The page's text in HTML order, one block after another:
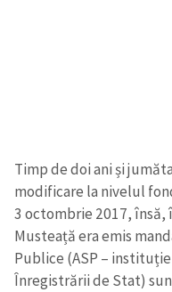
Timp de doi ani și
modificare la nivelul
3 octombrie 2017,
Musteață era emis
Publice (ASP –
Înregistrării de Stat)